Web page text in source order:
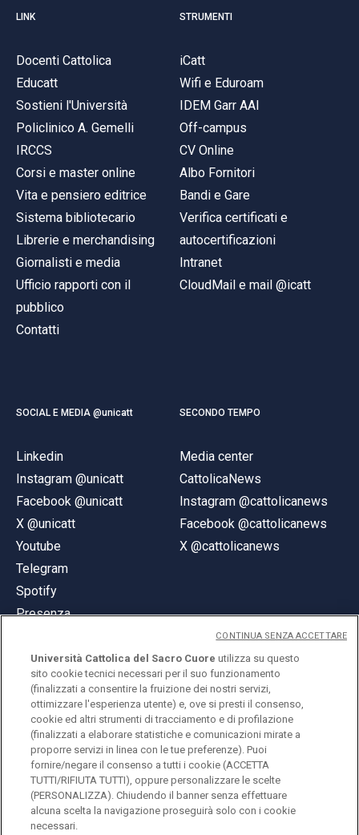
LINK
Docenti Cattolica
Educatt
Sostieni l'Università
Policlinico A. Gemelli
IRCCS
Corsi e master online
Vita e pensiero editrice
Sistema bibliotecario
Librerie e merchandising
Giornalisti e media
Ufficio rapporti con il
pubblico
Contatti
STRUMENTI
iCatt
Wifi e Eduroam
IDEM Garr AAI
Off-campus
CV Online
Albo Fornitori
Bandi e Gare
Verifica certificati e
autocertificazioni
Intranet
CloudMail e mail @icatt
SOCIAL E MEDIA @unicatt
Linkedin
Instagram @unicatt
Facebook @unicatt
X @unicatt
Youtube
Telegram
Spotify
Presenza
SECONDO TEMPO
Media center
CattolicaNews
Instagram @cattolicanews
Facebook @cattolicanews
X @cattolicanews
© Università Cattolica del Sacro Cuore
Largo A. Gemelli 1, 20123 Milano
PI 02133120150
ENGLISH
Università Cattolica del Sacro Cuore utilizza su questo
sito cookie tecnici necessari per il suo funzionamento
(finalizzati a consentire la fruizione dei nostri servizi,
ottimizzare l'esperienza utente) e, ove si presti il consenso,
cookie ed altri strumenti di tracciamento e di profilazione
(finalizzati a elaborare statistiche e comunicazioni mirate a
proporre servizi in linea con le tue preferenze). Puoi
fornire/negare il consenso a tutti i cookie (ACCETTA
TUTTI/RIFIUTA TUTTI), oppure personalizzare le scelte
(PERSONALIZZA). Chiudendo il banner senza effettuare
alcuna scelta la navigazione proseguirà solo con i cookie
necessari.
CONTINUA SENZA ACCETTARE